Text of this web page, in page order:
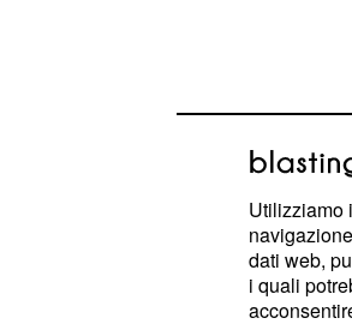
Utilizziamo
dati web,
i quali